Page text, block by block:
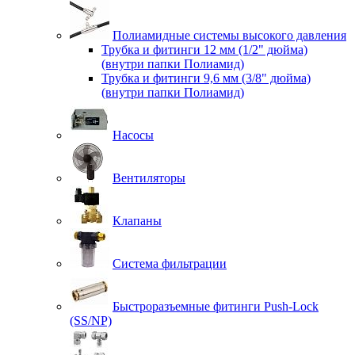
Полиамидные системы высокого давления
Трубка и фитинги 12 мм (1/2" дюйма)
(внутри папки Полиамид)
Трубка и фитинги 9,6 мм (3/8" дюйма)
(внутри папки Полиамид)
Насосы
Вентиляторы
Клапаны
Система фильтрации
Быстроразъемные фитинги Push-Lock
(SS/NP)